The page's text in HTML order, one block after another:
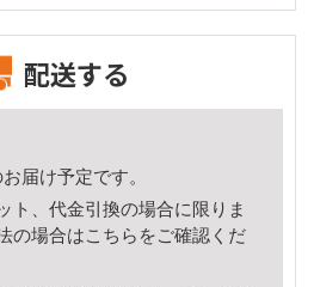
配送する
届け予定です。
ト、代金引換の場合に限りま
の場合はこちら をご確認くだ